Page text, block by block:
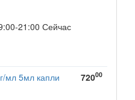
21:00 Сейчас
мл 5мл капли
72000